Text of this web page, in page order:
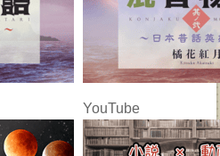
YouTube